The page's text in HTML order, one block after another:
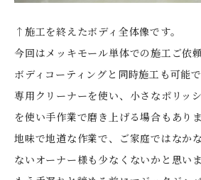
↑施工を終えたボディ全体像です。
今回はメッキモール単体での施工ご依
ボディコーティングと同時施工も可能で
専用クリーナーを使い、小さなポリッ
を使い手作業で磨き上げる場合もありま
地味で地道な作業で、ご家庭ではなか
ないオーナー様も少なくないかと思い